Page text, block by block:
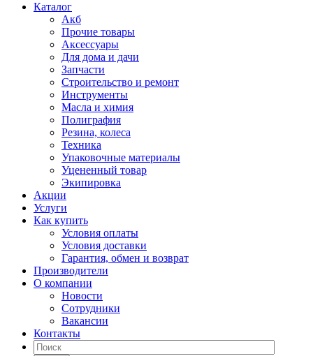
Каталог
Акб
Прочие товары
Аксессуары
Для дома и дачи
Запчасти
Строительство и ремонт
Инструменты
Масла и химия
Полиграфия
Резина, колеса
Техника
Упаковочные материалы
Уцененный товар
Экипировка
Акции
Услуги
Как купить
Условия оплаты
Условия доставки
Гарантия, обмен и возврат
Производители
О компании
Новости
Сотрудники
Вакансии
Контакты